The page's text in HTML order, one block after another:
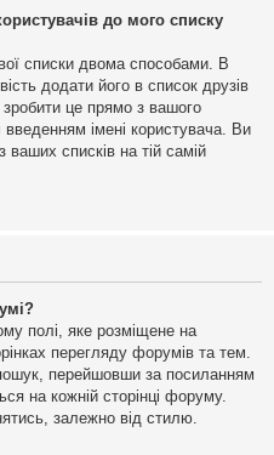
до мого списку
списки двома способами. В
додати його в список друзів
це прямо з вашого
введенням імені користувача. Ви
списків на тій самій
полі, яке розміщене на
перегляду форумів та тем.
перейшовши за посиланням
на кожній сторінці форуму.
залежно від стилю.